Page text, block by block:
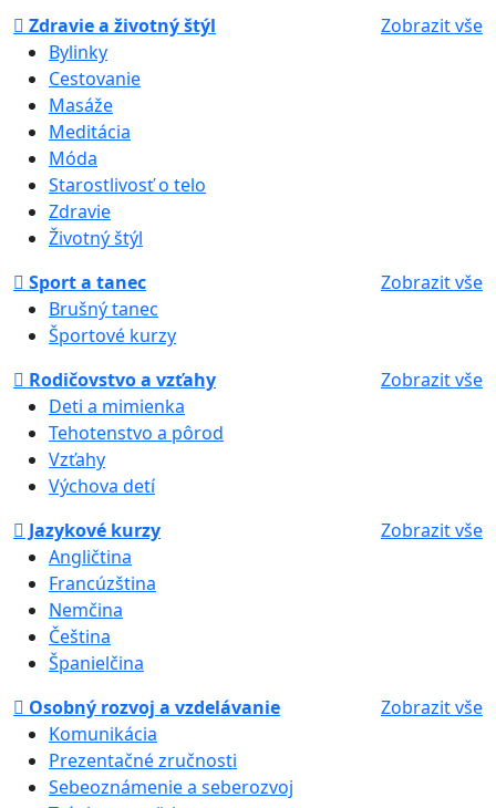
Zdravie a životný štýl
Zobrazit vše
Bylinky
Cestovanie
Masáže
Meditácia
Móda
Starostlivosť o telo
Zdravie
Životný štýl
Sport a tanec
Zobrazit vše
Brušný tanec
Športové kurzy
Rodičovstvo a vzťahy
Zobrazit vše
Deti a mimienka
Tehotenstvo a pôrod
Vzťahy
Výchova detí
Jazykové kurzy
Zobrazit vše
Angličtina
Francúzština
Nemčina
Čeština
Španielčina
Osobný rozvoj a vzdelávanie
Zobrazit vše
Komunikácia
Prezentačné zručnosti
Sebeoznámenie a seberozvoj